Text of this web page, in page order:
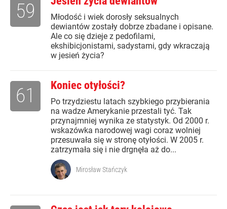
Młodość i wiek dorosły seksualnych
dewiantów zostały dobrze zbadane i opisane.
Ale co się dzieje z pedofilami,
ekshibicjonistami, sadystami, gdy wkraczają
w jesień życia?
59
Koniec otyłości?
Po trzydziestu latach szybkiego przybierania
na wadze Amerykanie przestali tyć. Tak
przynajmniej wynika ze statystyk. Od 2000 r.
wskazówka narodowej wagi coraz wolniej
przesuwała się w stronę otyłości. W 2005 r.
zatrzymała się i nie drgnęła aż do...
61
Mirosław Stańczyk